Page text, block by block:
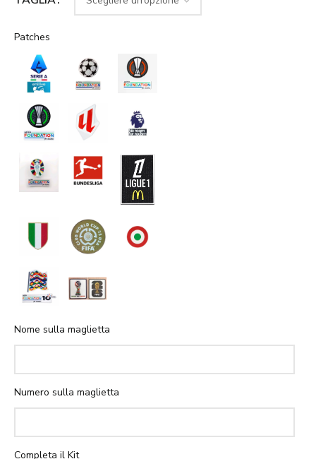
Patches
Nome sulla maglietta
Numero sulla maglietta
Completa il Kit